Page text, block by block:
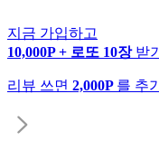
지금 가입하고
10,000P + 로또 10장 받기
리뷰 쓰면 2,000P 를 추